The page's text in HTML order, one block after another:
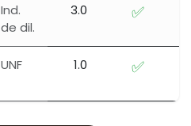
Ind.
de dil.
3.0 ✅
UNF 1.0 ✅